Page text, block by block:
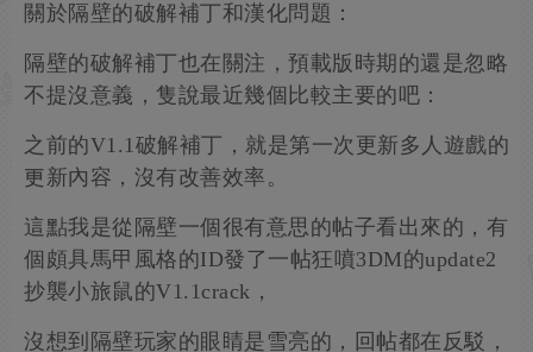
關於隔壁的破解補丁和漢化問題：
隔壁的破解補丁也在關注，預載版時期的還是忽略
不提沒意義，隻說最近幾個比較主要的吧：
之前的V1.1破解補丁，就是第一次更新多人遊戲的
更新內容，沒有改善效率。
這點我是從隔壁一個很有意思的帖子看出來的，有
個頗具馬甲風格的ID發了一帖狂噴3DM的update2
抄襲小旅鼠的V1.1crack，
沒想到隔壁玩家的眼睛是雪亮的，回帖都在反駁，